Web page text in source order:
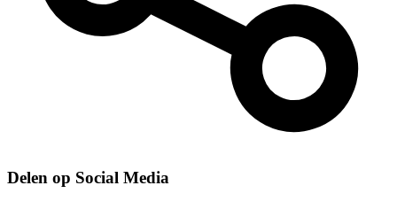
Delen op Social Media